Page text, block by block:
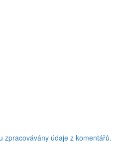
zpracovávány údaje z komentářů.